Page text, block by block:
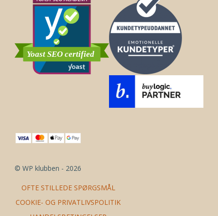
© WP klubben - 2026
OFTE STILLEDE SPØRGSMÅL
COOKIE- OG PRIVATLIVSPOLITIK